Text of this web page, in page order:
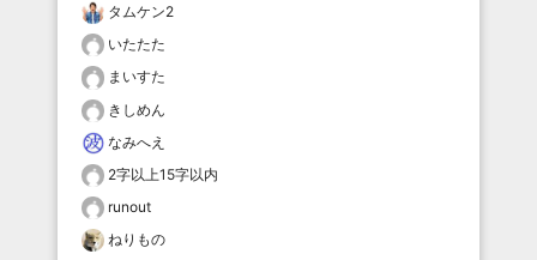
タムケン2
いたたた
まいすた
きしめん
なみへえ
2字以上15字以内
runout
ねりもの